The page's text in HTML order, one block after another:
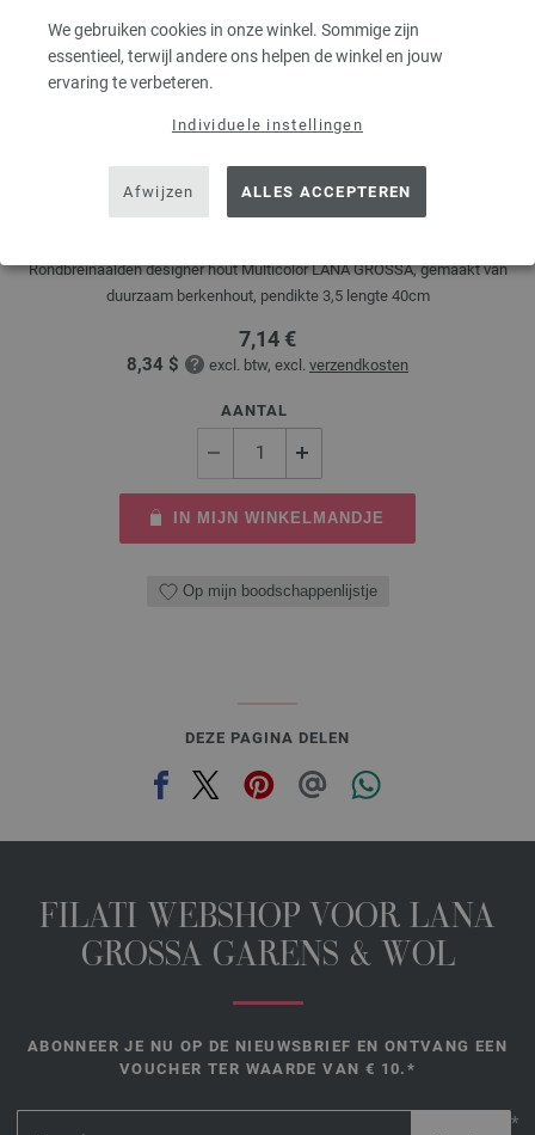
We gebruiken cookies in onze winkel. Sommige zijn
essentieel, terwijl andere ons helpen de winkel en jouw
ervaring te verbeteren.
Individuele instellingen
Afwijzen ALLES ACCEPTEREN
Rondbreinaalden Designer Hout Multicolor dikte
3,5/40cm
Rondbreinaalden designer hout Multicolor LANA GROSSA, gemaakt van
duurzaam berkenhout, pendikte 3,5 lengte 40cm
7,14 €
8,34 $ excl. btw, excl. verzendkosten
AANTAL
IN MIJN WINKELMANDJE
Op mijn boodschappenlijstje
DEZE PAGINA DELEN
FILATI WEBSHOP VOOR LANA
GROSSA GARENS & WOL
ABONNEER JE NU OP DE NIEUWSBRIEF EN ONTVANG EEN
VOUCHER TER WAARDE VAN € 10.*
*